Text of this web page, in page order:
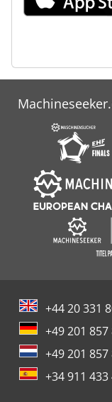
+44 20 331
+49 201 857
+49 201 857
+34 911 433